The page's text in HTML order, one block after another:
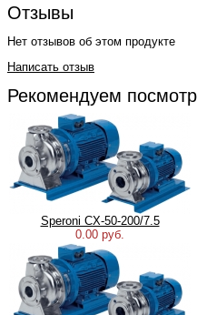
Отзывы
Нет отзывов об этом продукте
Написать отзыв
Рекомендуем
Speroni CX-50-200/7.5
0.00 руб.